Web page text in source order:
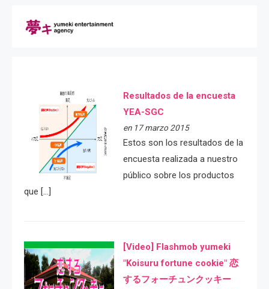
Resultados de la encuesta
YEA-SGC
en 17 marzo 2015
Estos son los resultados de la
encuesta realizada a nuestro
público sobre los productos
que […]
[Video] Flashmob yumeki
"Koisuru fortune cookie" 恋
するフォーチュンクッキー